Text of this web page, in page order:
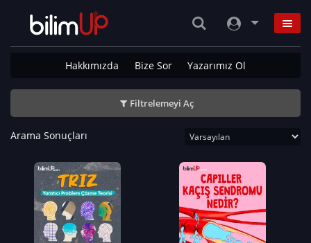
Hakkımızda Bize Sor Yazarımız Ol
Filtrelemeyi Aç
Arama Sonuçları